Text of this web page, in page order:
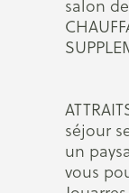
salon
séjour
un
vous